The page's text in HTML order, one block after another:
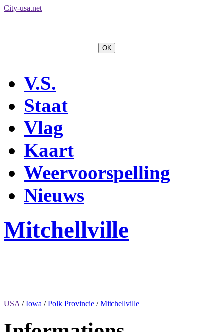
City-usa.net
V.S.
Staat
Vlag
Kaart
Weervoorspelling
Nieuws
Mitchellville
USA /Iowa /Polk Provincie /Mitchellville